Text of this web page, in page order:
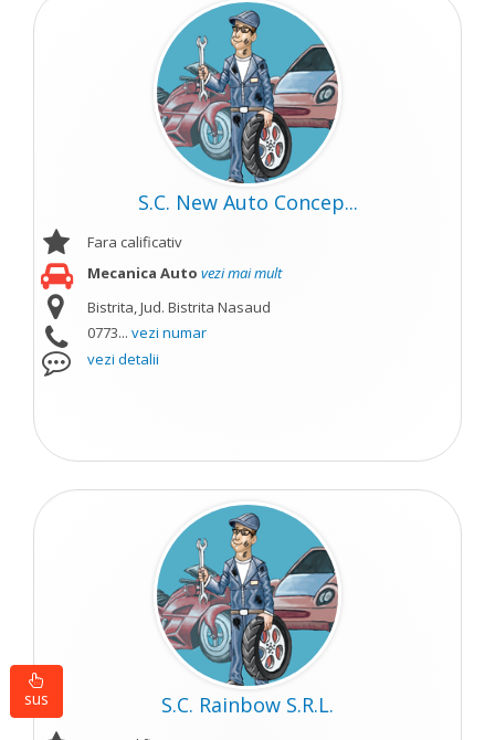
S.C. New Auto Concep...
Fara calificativ
Mecanica Auto vezi mai mult
Bistrita, Jud. Bistrita Nasaud
0773... vezi numar
vezi detalii
S.C. Rainbow S.R.L.
sus